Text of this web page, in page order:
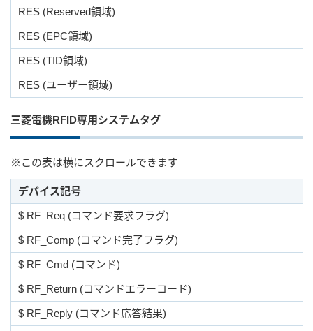
RES (Reserved領域)
RES (EPC領域)
RES (TID領域)
RES (ユーザー領域)
三菱電機RFID専用システムタグ
※この表は横にスクロールできます
デバイス記号
$ RF_Req (コマンド要求フラグ)
$ RF_Comp (コマンド完了フラグ)
$ RF_Cmd (コマンド)
$ RF_Return (コマンドエラーコード)
$ RF_Reply (コマンド応答結果)